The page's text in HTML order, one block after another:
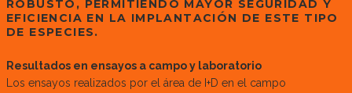
ROBUSTO, PERMITIENDO MAYOR SEGURIDAD Y
EFICIENCIA EN LA IMPLANTACIÓN DE ESTE TIPO
DE ESPECIES.
Resultados en ensayos a campo y laboratorio
Los ensayos realizados por el área de I+D en el campo